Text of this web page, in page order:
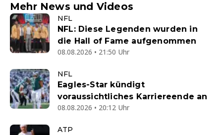
Mehr News und Videos
NFL
NFL: Diese Legenden wurden in
die Hall of Fame aufgenommen
08.08.2026 • 21:50 Uhr
NFL
Eagles-Star kündigt
voraussichtliches Karriereende an
08.08.2026 • 20:12 Uhr
ATP